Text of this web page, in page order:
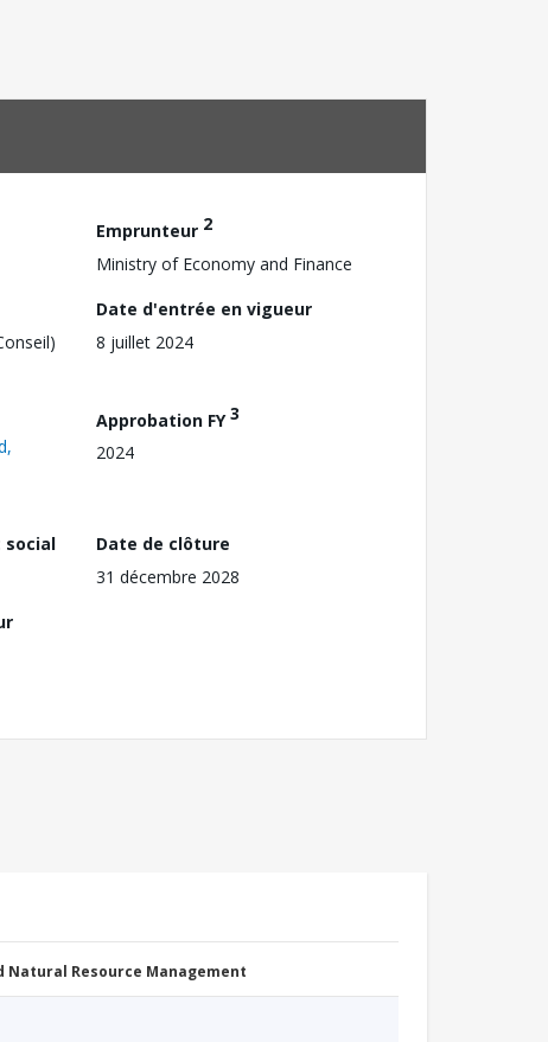
Emprunteur 2
Ministry of Economy and Finance
Date d'entrée en vigueur
8 juillet 2024
Approbation FY3
2024
social
Date de clôture
31 décembre 2028
Natural Resource Management